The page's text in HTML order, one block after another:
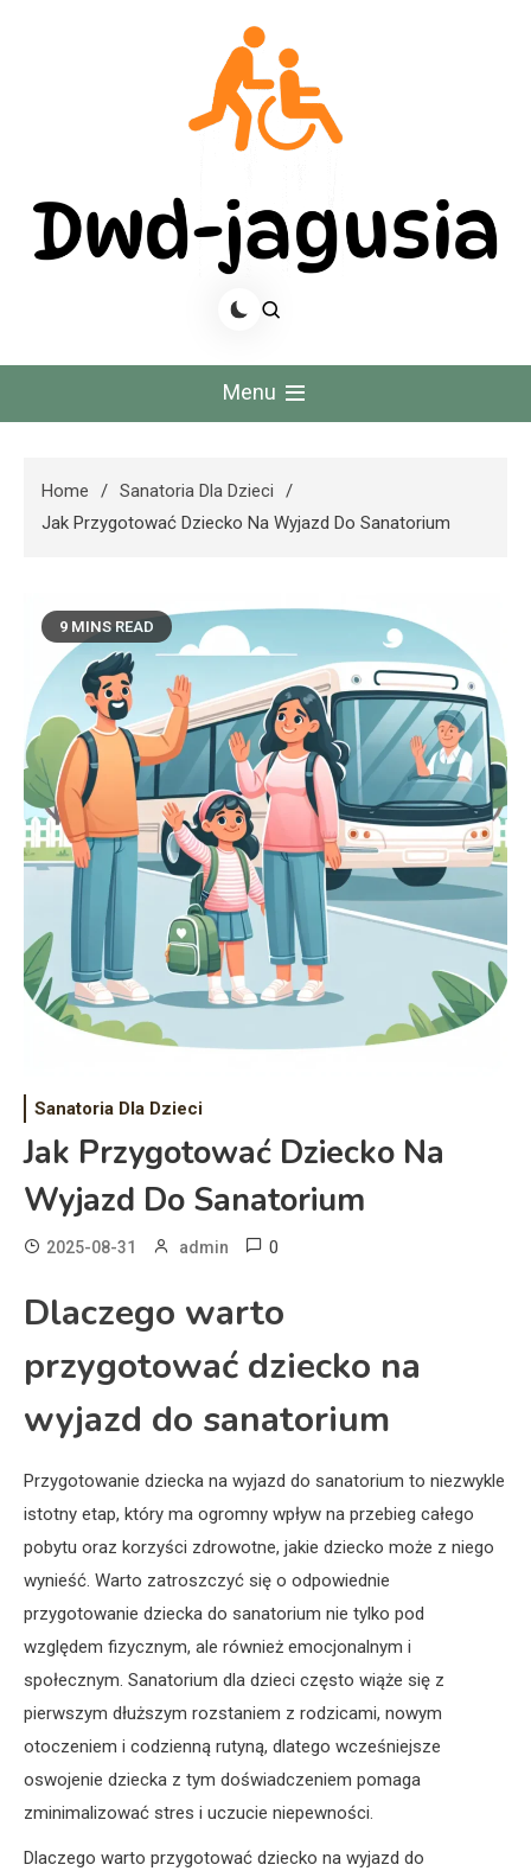
Dwd Jagusia
Menu
Home
Sanatoria Dla Dzieci
Jak Przygotować Dziecko Na Wyjazd Do Sanatorium
9 MINS READ
Sanatoria Dla Dzieci
Jak Przygotować Dziecko Na
Wyjazd Do Sanatorium
2025-08-31 admin 0
Dlaczego warto
przygotować dziecko na
wyjazd do sanatorium
Przygotowanie dziecka na wyjazd do sanatorium to niezwykle
istotny etap, który ma ogromny wpływ na przebieg całego
pobytu oraz korzyści zdrowotne, jakie dziecko może z niego
wynieść. Warto zatroszczyć się o odpowiednie
przygotowanie dziecka do sanatorium nie tylko pod
względem fizycznym, ale również emocjonalnym i
społecznym. Sanatorium dla dzieci często wiąże się z
pierwszym dłuższym rozstaniem z rodzicami, nowym
otoczeniem i codzienną rutyną, dlatego wcześniejsze
oswojenie dziecka z tym doświadczeniem pomaga
zminimalizować stres i uczucie niepewności.
Dlaczego warto przygotować dziecko na wyjazd do